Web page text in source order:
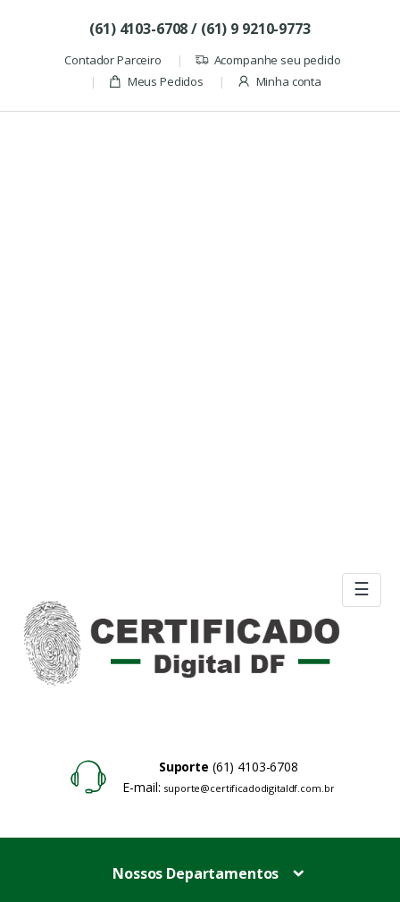
(61) 4103-6708 / (61) 9 9210-9773
Contador Parceiro
Acompanhe seu pedido
Meus Pedidos
Minha conta
☰
Suporte (61) 4103-6708
E-mail: suporte@certificadodigitaldf.com.br
Nossos Departamentos